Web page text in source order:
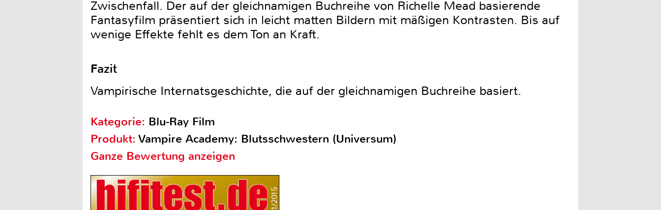
Zwischenfall. Der auf der gleichnamigen Buchreihe von Richelle Mead basierende
Fantasyfilm präsentiert sich in leicht matten Bildern mit mäßigen Kontrasten. Bis auf
wenige Effekte fehlt es dem Ton an Kraft.
Fazit
Vampirische Internatsgeschichte, die auf der gleichnamigen Buchreihe basiert.
Kategorie: Blu-Ray Film
Produkt:Vampire Academy: Blutsschwestern (Universum)
Ganze Bewertung anzeigen
1/2015